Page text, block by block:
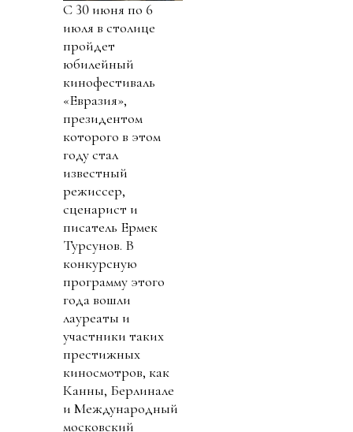
С 30 июня по 6
июля в столице
пройдет
юбилейный
кинофестиваль
«Евразия»,
президентом
которого в этом
году стал
известный
режиссер,
сценарист и
писатель Ермек
Турсунов. В
конкурсную
программу этого
года вошли
лауреаты и
участники таких
престижных
киносмотров, как
Канны, Берлинале
и Международный
московский